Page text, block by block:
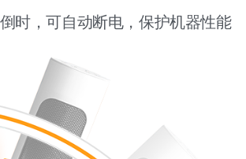
时，可自动断电，保护机器性能